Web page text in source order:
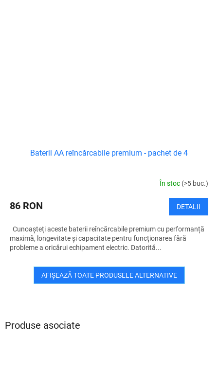
Produse asociate
Baterii AA reîncărcabile premium - pachet de 4
În stoc (>5 buc.)
86 RON DETALII
Cunoașteți aceste baterii reîncărcabile premium cu performanță
maximă, longevitate și capacitate pentru funcționarea fără
probleme a oricărui echipament electric. Datorită...
AFIŞEAZĂ TOATE PRODUSELE ALTERNATIVE